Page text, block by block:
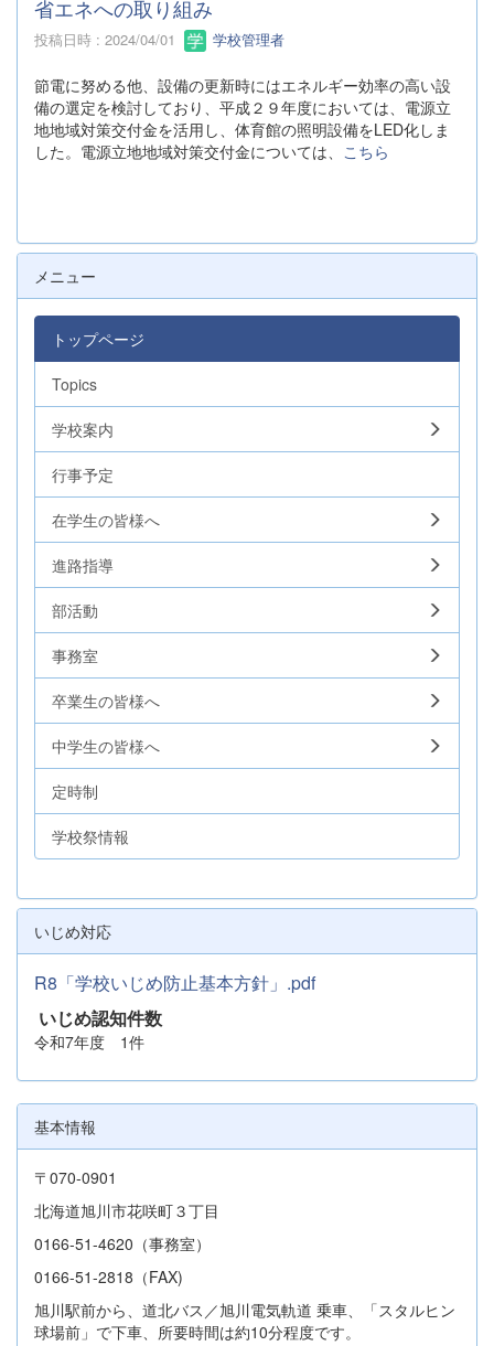
省エネへの取り組み
投稿日時 : 2024/04/01 学校管理者
節電に努める他、設備の更新時にはエネルギー効率の高い設
備の選定を検討しており、平成２９年度においては、電源立
地地域対策交付金を活用し、体育館の照明設備をLED化しま
した。電源立地地域対策交付金については、 こちら
メニュー
トップページ
Topics
学校案内
行事予定
在学生の皆様へ
進路指導
部活動
事務室
卒業生の皆様へ
中学生の皆様へ
定時制
学校祭情報
いじめ対応
R8「学校いじめ防止基本方針」.pdf
いじめ認知件数
令和7年度 1件
基本情報
〒070-0901
北海道旭川市花咲町３丁目
0166-51-4620（事務室）
0166-51-2818（FAX)
旭川駅前から、道北バス／旭川電気軌道 乗車、「スタルヒン
球場前」で下車、所要時間は約10分程度です。